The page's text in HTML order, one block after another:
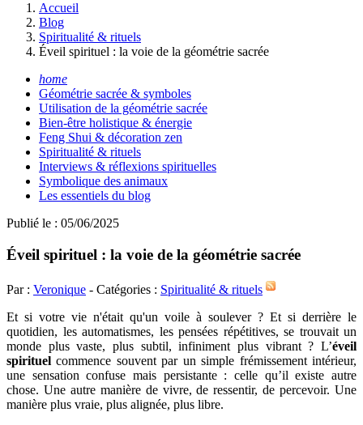
Accueil
Blog
Spiritualité & rituels
Éveil spirituel : la voie de la géométrie sacrée
home
Géométrie sacrée & symboles
Utilisation de la géométrie sacrée
Bien-être holistique & énergie
Feng Shui & décoration zen
Spiritualité & rituels
Interviews & réflexions spirituelles
Symbolique des animaux
Les essentiels du blog
Publié le : 05/06/2025
Éveil spirituel : la voie de la géométrie sacrée
Par : Veronique - Catégories : Spiritualité & rituels
Et si votre vie n'était qu'un voile à soulever ? Et si derrière le
quotidien, les automatismes, les pensées répétitives, se trouvait un
monde plus vaste, plus subtil, infiniment plus vibrant ? L’éveil
spirituel commence souvent par un simple frémissement intérieur,
une sensation confuse mais persistante : celle qu’il existe autre
chose. Une autre manière de vivre, de ressentir, de percevoir. Une
manière plus vraie, plus alignée, plus libre.